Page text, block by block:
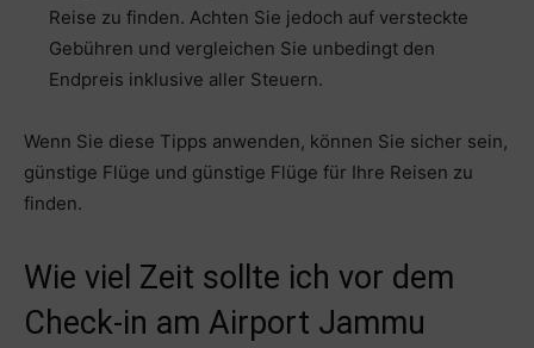
Reise zu finden. Achten Sie jedoch auf versteckte
Gebühren und vergleichen Sie unbedingt den
Endpreis inklusive aller Steuern.
Wenn Sie diese Tipps anwenden, können Sie sicher sein,
günstige Flüge und günstige Flüge für Ihre Reisen zu
finden.
Wie viel Zeit sollte ich vor dem
Check-in am Airport Jammu